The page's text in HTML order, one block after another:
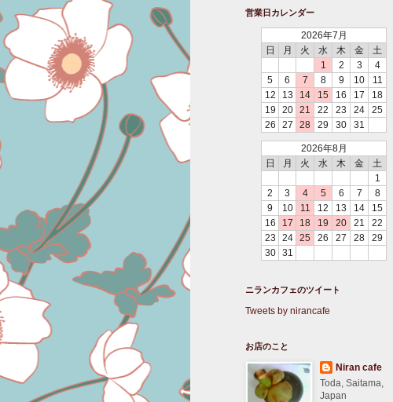
営業日カレンダー
2026年7月
日
月 火 水 木 金
土
1
2 3
4
5
6 7 8 9 10
11
12
13 14 15 16 17
18
19
20 21 22 23 24
25
26
27 28 29 30 31
2026年8月
日
月 火 水 木 金
土
1
2
3 4 5 6 7
8
9
10 11 12 13 14
15
16
17 18 19 20 21
22
23
24 25 26 27 28
29
30
31
ニランカフェのツイート
Tweets by nirancafe
お店のこと
Niran cafe
Toda, Saitama,
Japan